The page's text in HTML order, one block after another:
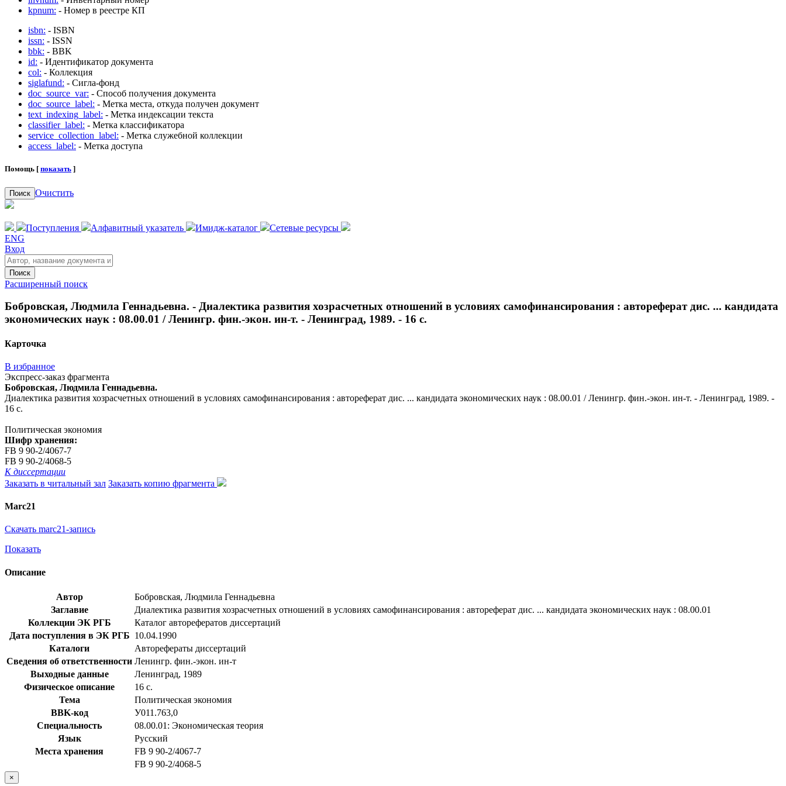
kpnum: - Номер в реестре КП
isbn: - ISBN
issn: - ISSN
bbk: - BBK
id: - Идентификатор документа
col: - Коллекция
siglafund: - Сигла-фонд
doc_source_var: - Способ получения документа
doc_source_label: - Метка места, откуда получен документ
text_indexing_label: - Метка индексации текста
classifier_label: - Метка классификатора
service_collection_label: - Метка служебной коллекции
access_label: - Метка доступа
Помощь [ показать ]
Поиск Очистить
Поступления Алфавитный указатель Имидж-каталог
Сетевые ресурсы
ENG
Вход
Поиск
Расширенный поиск
Бобровская, Людмила Геннадьевна. - Диалектика развития хозрасчетных отношений в условиях самофинансирования : автореферат дис. ... кандидата
экономических наук : 08.00.01 / Ленингр. фин.-экон. ин-т. - Ленинград, 1989. - 16 с.
Карточка
В избранное
Экспресс-заказ фрагмента
Бобровская, Людмила Геннадьевна.
Диалектика развития хозрасчетных отношений в условиях самофинансирования : автореферат дис. ... кандидата экономических наук : 08.00.01 / Ленингр. фин.-экон. ин-т. - Ленинград, 1989. -
16 с.
Политическая экономия
Шифр хранения:
FB 9 90-2/4067-7
FB 9 90-2/4068-5
К диссертации
Заказать в читальный зал Заказать копию фрагмента
Marc21
Скачать marc21-запись
Показать
Описание
Автор
Бобровская, Людмила Геннадьевна
Заглавие
Диалектика развития хозрасчетных отношений в условиях самофинансирования : автореферат дис. ... кандидата экономических наук : 08.00.01
Коллекции ЭК РГБ
Каталог авторефератов диссертаций
Дата поступления в ЭК РГБ 10.04.1990
Каталоги
Авторефераты диссертаций
Сведения об ответственности Ленингр. фин.-экон. ин-т
Выходные данные
Ленинград, 1989
Физическое описание
16 с.
Тема
Политическая экономия
BBK-код
У011.763,0
Специальность
08.00.01: Экономическая теория
Язык
Русский
Места хранения
FB 9 90-2/4067-7
FB 9 90-2/4068-5
×